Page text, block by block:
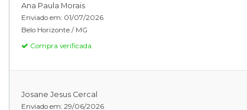
Ana Paula Morais
Enviado em: 01/07/2026
Belo Horizonte / MG
Compra verificada
Josane Jesus Cercal
Enviado em: 29/06/2026